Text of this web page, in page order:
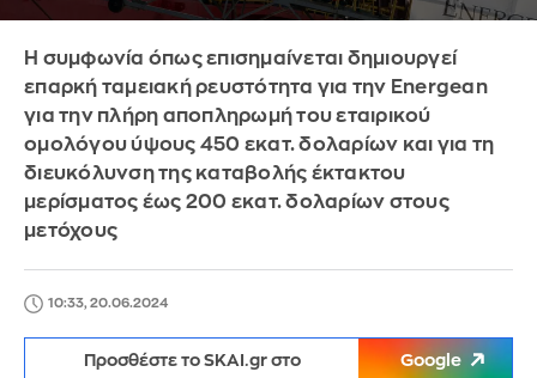
Η συμφωνία όπως επισημαίνεται δημιουργεί
επαρκή ταμειακή ρευστότητα για την Energean
για την πλήρη αποπληρωμή του εταιρικού
ομολόγου ύψους 450 εκατ. δολαρίων και για τη
διευκόλυνση της καταβολής έκτακτου
μερίσματος έως 200 εκατ. δολαρίων στους
μετόχους
10:33, 20.06.2024
Προσθέστε το SKAI.gr στο Google